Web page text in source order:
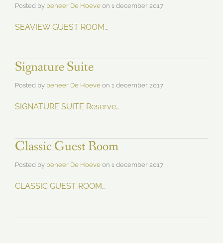
Posted by beheer De Hoeve on 1 december 2017
SEAVIEW GUEST ROOM…
Signature Suite
Posted by beheer De Hoeve on 1 december 2017
SIGNATURE SUITE Reserve…
Classic Guest Room
Posted by beheer De Hoeve on 1 december 2017
CLASSIC GUEST ROOM…